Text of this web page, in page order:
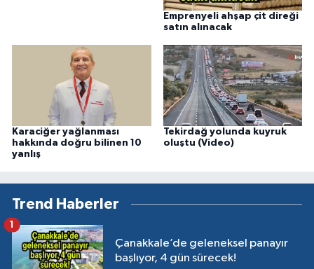
Emprenyeli ahşap çit direği
satın alınacak
Karaciğer yağlanması
hakkında doğru bilinen 10
yanlış
Tekirdağ yolunda kuyruk
oluştu (Video)
Trend Haberler
Çanakkale’de geleneksel panayır
başlıyor, 4 gün sürecek!
1